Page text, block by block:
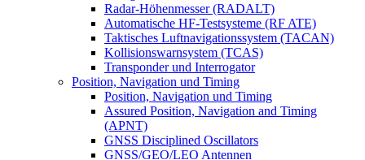
Radar-Höhenmesser (RADALT)
Automatische HF-Testsysteme (RF ATE)
Taktisches Luftnavigationssystem (TACAN)
Kollisionswarnsystem (TCAS)
Transponder und Interrogator
Position, Navigation und Timing
Position, Navigation und Timing
Assured Position, Navigation and Timing
(APNT)
GNSS Disciplined Oscillators
GNSS/GEO/LEO Antennen